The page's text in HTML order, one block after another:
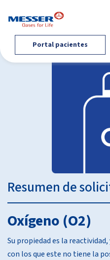
Portal pacientes
Resumen de
Oxígeno (O2)
Su propiedad es la
con los que este no tiene la